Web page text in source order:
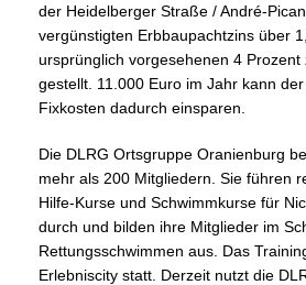
der Heidelberger Straße / André-
vergünstigten Erbbaupachtzins über
ursprünglich vorgesehenen 4 Prozent
gestellt. 11.000 Euro im Jahr kann
Fixkosten dadurch einsparen.
Die DLRG Ortsgruppe Oranienburg
mehr als 200 Mitgliedern. Sie führen
Hilfe-Kurse und Schwimmkurse für
durch und bilden ihre Mitglieder im
Rettungsschwimmen aus. Das
Erlebniscity statt. Derzeit nutzt die